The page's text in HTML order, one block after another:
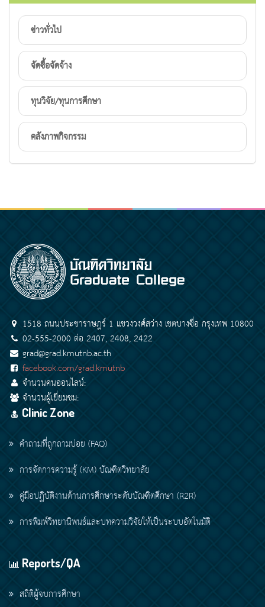
ข่าวทั่วไป
จัดซื้อจัดจ้าง
ทุนวิจัย/ทุนการศึกษา
คลังภาพกิจกรรม
1518 ถนนประชาราษฎร์ 1 แขวงวงศ์สว่าง เขตบางซื่อ กรุงเทพ 10800
02-555-2000 ต่อ 2407, 2408, 2422
grad@grad.kmutnb.ac.th
facebook.com/grad.kmutnb
จำนวนคนออนไลน์:
จำนวนผู้เยี่ยมชม:
Clinic Zone
คำถามที่ถูกถามบ่อย (FAQ)
การจัดการความรู้ (KM) บัณฑิตวิทยาลัย
คู่มือปฏิบัติงานด้านการศึกษาระดับบัณฑิตศึกษา (R2R)
การพิมพ์วิทยานิพนธ์และบทความวิจัยให้เป็นระบบอัตโนมัติ
Reports/QA
สถิติผู้จบการศึกษา